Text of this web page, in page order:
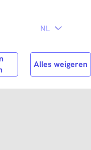
Zoek